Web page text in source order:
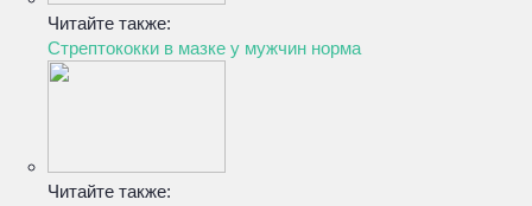
Читайте также:
Стрептококки в мазке у мужчин норма
Читайте также: